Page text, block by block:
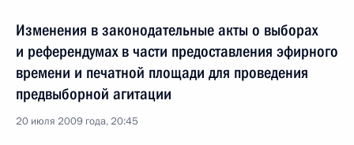
Изменения в законодательные акты о выборах
и референдумах в части предоставления эфирного
времени и печатной площади для проведения
предвыборной агитации
20 июля 2009 года, 20:45